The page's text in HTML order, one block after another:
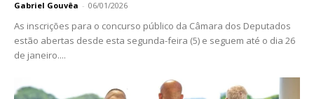
Gabriel Gouvêa - 06/01/2026
As inscrições para o concurso público da Câmara dos Deputados
estão abertas desde esta segunda-feira (5) e seguem até o dia 26
de janeiro....